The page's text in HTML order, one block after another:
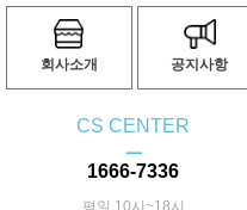
회사소개 공지사항
CS CENTER
ㅡ
1666-7336